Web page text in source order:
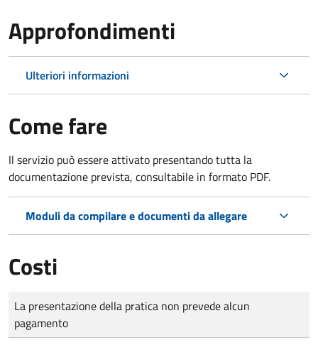
Approfondimenti
Ulteriori informazioni
Come fare
Il servizio può essere attivato presentando tutta la
documentazione prevista, consultabile in formato PDF.
Moduli da compilare e documenti da allegare
Costi
Tipo di pagamento
Importo
La presentazione della pratica non prevede alcun
pagamento